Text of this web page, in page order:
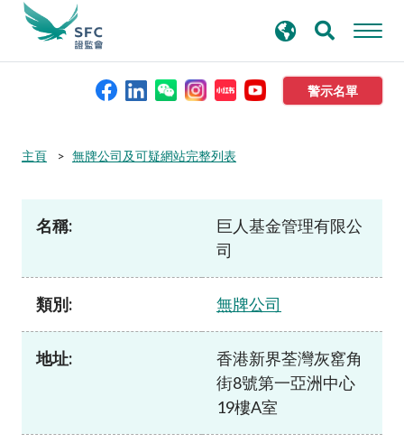
警示名單
本會簡介
資料庫
新聞稿及公布
尋
主頁 無牌公司及可疑網站完整列表
名稱:
巨人基金管理有限公
司
類別: 無牌公司
地址:
香港新界荃灣灰窰角
街8號第一亞洲中心
19樓A室